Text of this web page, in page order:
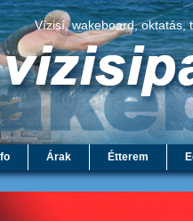
Vízisí, wakeboard, oktatás,
Árak Étterem